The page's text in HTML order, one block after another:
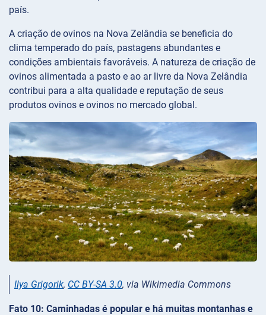
país.
A criação de ovinos na Nova Zelândia se beneficia do
clima temperado do país, pastagens abundantes e
condições ambientais favoráveis. A natureza de criação de
ovinos alimentada a pasto e ao ar livre da Nova Zelândia
contribui para a alta qualidade e reputação de seus
produtos ovinos e ovinos no mercado global.
Ilya Grigorik, CC BY-SA 3.0, via Wikimedia Commons
Fato 10: Caminhadas é popular e há muitas montanhas e